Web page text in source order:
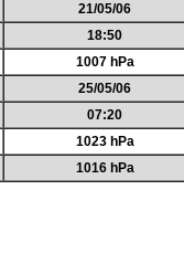
21/05/06
18:50
1007 hPa
25/05/06
07:20
1023 hPa
1016 hPa